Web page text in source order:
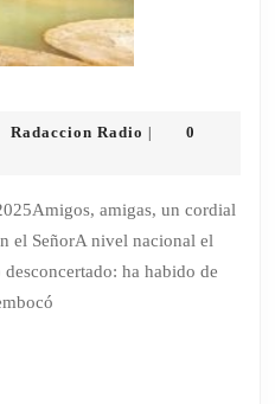
Radaccion Radio Radaccion
0
el SeñorA nivel nacional el
ha habido de